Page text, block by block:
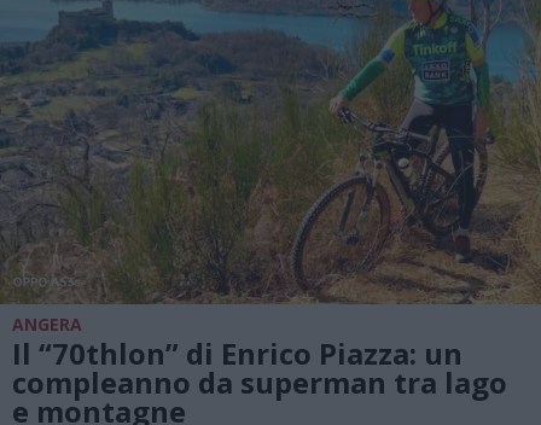
ANGERA
Il “70thlon” di Enrico Piazza: un
compleanno da superman tra lago
e montagne